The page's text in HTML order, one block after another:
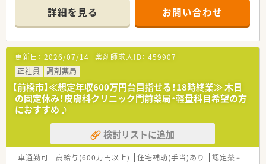
本部薬剤師による、休暇時や産休・育休取得時の支援体制があり
ます。
プライベートの時間を確保しつつ薬剤師として活躍できる環境
す。
■人と人とのつながりを重要視しプライベートの充実を大切に
する社風です。
■全社平均月10時間以下の残業のため、プライベートな時間が
確保できます。
■クリニック門前が全体の9割と多く、患者さまや医師から信頼
される地域密着型の調剤薬局を目指しております。
■健康サポート薬局に向けた体制作りも進めております。
■研修の一環として大学との研究論文発表、学会発表にも力を入
れています。
■OJT、合同研修会(年2回)、メーカー勉強会など、キャリアに合
わせた充実した教育体制がございます
■産前産後休暇・育児休職制度の取得実績が多数あります。現在
も取得中の従業員がいます。その後復帰し、時短勤務で働くこと
が可能です。
詳細を見る お問い合わせ
更新日： 2026/07/14 薬剤師求人ID： 459907
正社員
調剤薬局
【前橋市】≪想定年収600万円台目指せる！18時終業≫ 木日
の固定休み！皮膚科クリニック門前薬局・軽量科目希望の方
におすすめ♪
検討リストに追加
車通勤可 高給与(600万円以上) 住宅補助(手当)あり 認定薬剤師取得支援あり